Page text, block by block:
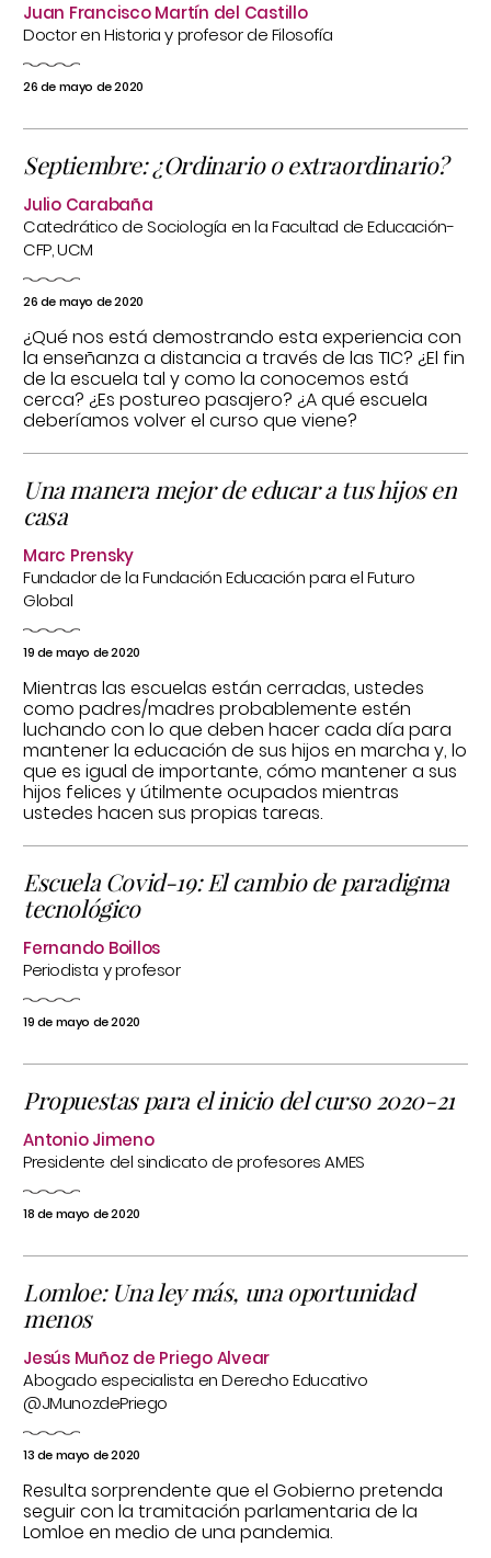
Juan Francisco Martín del Castillo
Doctor en Historia y profesor de Filosofía
26 de mayo de 2020
Septiembre: ¿Ordinario o extraordinario?
Julio Carabaña
Catedrático de Sociología en la Facultad de Educación-
CFP, UCM
26 de mayo de 2020
¿Qué nos está demostrando esta experiencia con
la enseñanza a distancia a través de las TIC? ¿El fin
de la escuela tal y como la conocemos está
cerca? ¿Es postureo pasajero? ¿A qué escuela
deberíamos volver el curso que viene?
Una manera mejor de educar a tus hijos en
casa
Marc Prensky
Fundador de la Fundación Educación para el Futuro
Global
19 de mayo de 2020
Mientras las escuelas están cerradas, ustedes
como padres/madres probablemente estén
luchando con lo que deben hacer cada día para
mantener la educación de sus hijos en marcha y, lo
que es igual de importante, cómo mantener a sus
hijos felices y útilmente ocupados mientras
ustedes hacen sus propias tareas.
Escuela Covid-19: El cambio de paradigma
tecnológico
Fernando Boillos
Periodista y profesor
19 de mayo de 2020
Propuestas para el inicio del curso 2020-21
Antonio Jimeno
Presidente del sindicato de profesores AMES
18 de mayo de 2020
Lomloe: Una ley más, una oportunidad
menos
Jesús Muñoz de Priego Alvear
Abogado especialista en Derecho Educativo
@JMunozdePriego
13 de mayo de 2020
Resulta sorprendente que el Gobierno pretenda
seguir con la tramitación parlamentaria de la
Lomloe en medio de una pandemia.